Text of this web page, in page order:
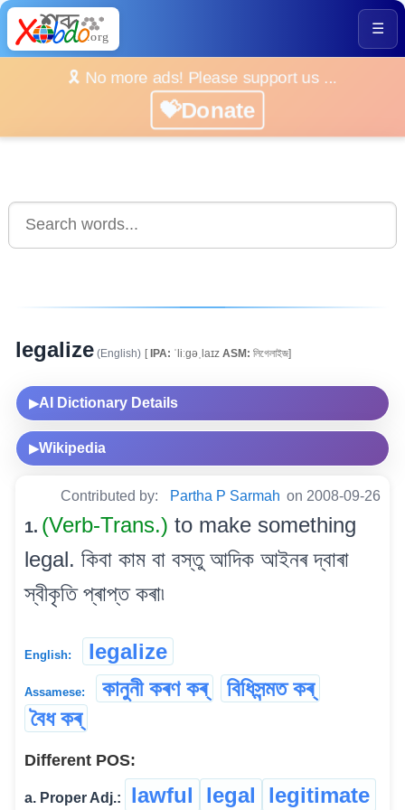
☰
🎗️ No more ads! Please support us ...
💝Donate
legalize (English) [IPA: ˈliːgəˌlaɪz ASM: লিগেলাইজ]
▶AI Dictionary Details
▶Wikipedia
Contributed by: Partha P Sarmah on 2008-09-26
1. (Verb-Trans.) to make something
legal. কিবা কাম বা বস্তু আদিক আইনৰ দ্বাৰা
স্বীকৃতি প্ৰাপ্ত কৰা৷
English: legalize
Assamese: কানুনী কৰণ কৰ্
বিধিসন্মত কৰ্
বৈধ কৰ্
Different POS:
a. Proper Adj.: lawful legal legitimate